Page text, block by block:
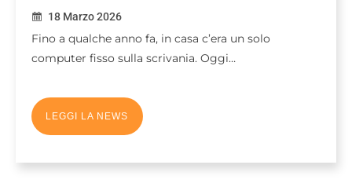
18 Marzo 2026
Fino a qualche anno fa, in casa c’era un solo
computer fisso sulla scrivania. Oggi…
LEGGI LA NEWS